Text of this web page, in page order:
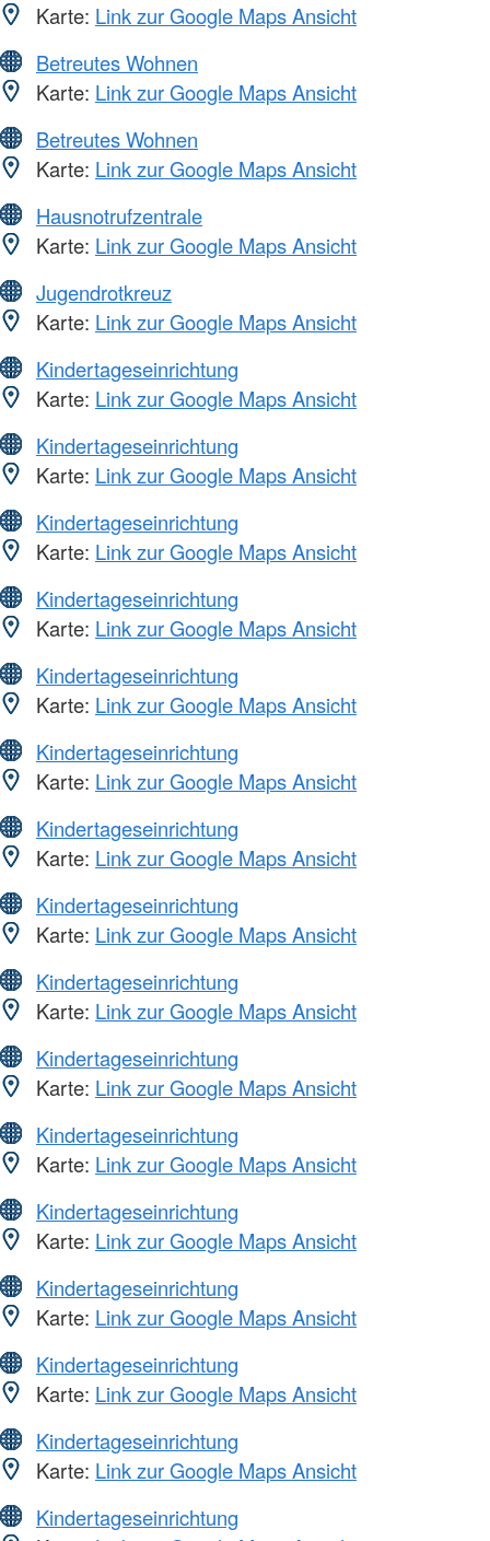
Karte: Link zur Google Maps Ansicht
Betreutes Wohnen
Karte: Link zur Google Maps Ansicht
Betreutes Wohnen
Karte: Link zur Google Maps Ansicht
Hausnotrufzentrale
Karte: Link zur Google Maps Ansicht
Jugendrotkreuz
Karte: Link zur Google Maps Ansicht
Kindertageseinrichtung
Karte: Link zur Google Maps Ansicht
Kindertageseinrichtung
Karte: Link zur Google Maps Ansicht
Kindertageseinrichtung
Karte: Link zur Google Maps Ansicht
Kindertageseinrichtung
Karte: Link zur Google Maps Ansicht
Kindertageseinrichtung
Karte: Link zur Google Maps Ansicht
Kindertageseinrichtung
Karte: Link zur Google Maps Ansicht
Kindertageseinrichtung
Karte: Link zur Google Maps Ansicht
Kindertageseinrichtung
Karte: Link zur Google Maps Ansicht
Kindertageseinrichtung
Karte: Link zur Google Maps Ansicht
Kindertageseinrichtung
Karte: Link zur Google Maps Ansicht
Kindertageseinrichtung
Karte: Link zur Google Maps Ansicht
Kindertageseinrichtung
Karte: Link zur Google Maps Ansicht
Kindertageseinrichtung
Karte: Link zur Google Maps Ansicht
Kindertageseinrichtung
Karte: Link zur Google Maps Ansicht
Kindertageseinrichtung
Karte: Link zur Google Maps Ansicht
Kindertageseinrichtung